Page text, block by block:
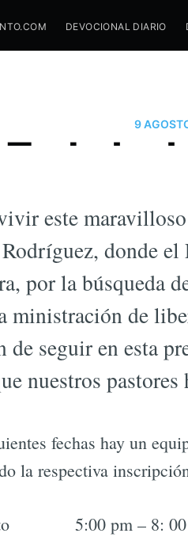
DEVOCIONAL DIARIO
9
La
este
donde
por la búsqueda
ministración de
seguir en esta
nuestros
fechas hay un
la respectiva
5:00 pm – 8: 00